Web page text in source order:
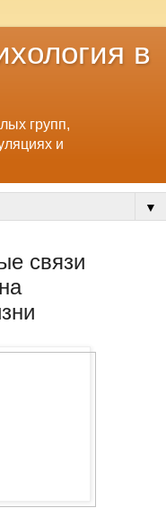
в
групп,
и
▼
связи